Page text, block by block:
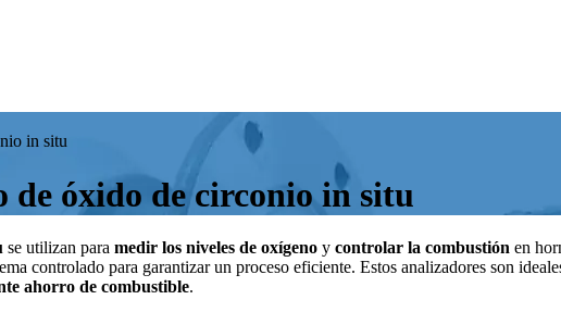
in situ
de óxido de circonio in situ
se utilizan para medir los niveles de oxígeno y controlar la combustión en
controlado para garantizar un proceso eficiente. Estos analizadores son
ahorro de combustible.